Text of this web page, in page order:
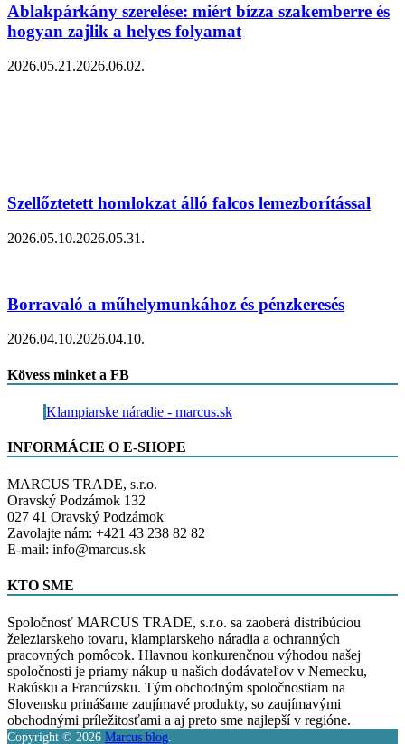
Ablakpárkány szerelése: miért bízza szakemberre és
hogyan zajlik a helyes folyamat
2026.05.21.2026.06.02.
Szellőztetett homlokzat álló falcos lemezborítással
2026.05.10.2026.05.31.
Borravaló a műhelymunkához és pénzkeresés
2026.04.10.2026.04.10.
Kövess minket a FB
Klampiarske náradie - marcus.sk
INFORMÁCIE O E-SHOPE
MARCUS TRADE, s.r.o.
Oravský Podzámok 132
027 41 Oravský Podzámok
Zavolajte nám: +421 43 238 82 82
E-mail: info@marcus.sk
KTO SME
Spoločnosť MARCUS TRADE, s.r.o. sa zaoberá distribúciou
železiarskeho tovaru, klampiarskeho náradia a ochranných
pracovných pomôcok. Hlavnou konkurenčnou výhodou našej
spoločnosti je priamy nákup u našich dodávateľov v Nemecku,
Rakúsku a Francúzsku. Tým obchodným spoločnostiam na
Slovensku prinášame zaujímavé produkty, so zaujímavými
obchodnými príležitosťami a aj preto sme najlepší v regióne.
Copyright © 2026 Marcus blog